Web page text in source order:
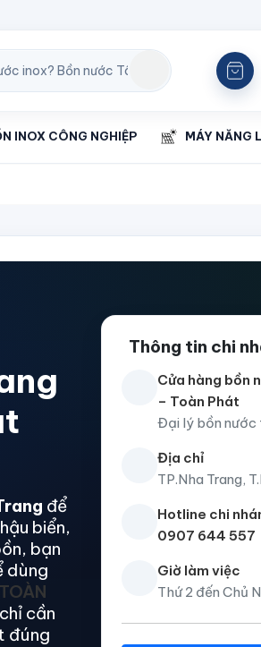
INOX CÔNG NGHIỆP MÁY NĂNG
để
biển,
bạn
dùng
TOÀN
cần
đúng
Thông tin chi
Cửa hàng bồn
– Toàn Phát
Đại lý bồn nước
Địa chỉ
TP.Nha Trang,
Hotline chi
0907 644 557
Giờ làm việc
Thứ 2 đến Chủ